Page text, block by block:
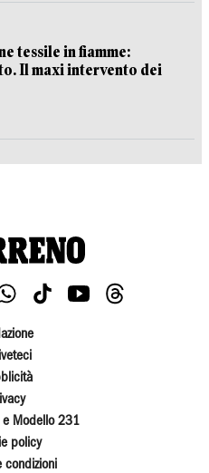
tessile in fiamme:
Il maxi intervento dei
e Modello 231
policy
condizioni